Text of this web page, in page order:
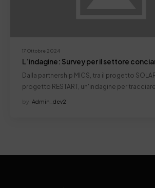
17 Ottobre 2024
L’indagine: Survey per il settore
Dalla partnership MICS, tra il progetto
progetto RESTART, un'indagine per
by Admin_dev2